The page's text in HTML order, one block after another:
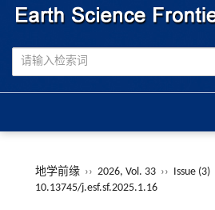
地学前缘 ›› 2026, Vol. 33 ›› Issue (3)
10.13745/j.esf.sf.2025.1.16